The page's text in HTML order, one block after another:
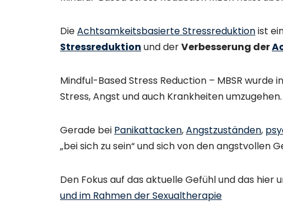
DieAchtsamkeitsbasierte Stressreduktionist
Stressreduktion und derVerbesserung der
Mindful-Based Stress Reduction – MBSR
Stress, Angst und auch Krankheiten umzugehen.
Gerade bei Panikattacken,Angstzuständen,
„bei sich zu sein“ und sich von den angstvollen
Den Fokus auf das aktuelle Gefühl und das hier
und im Rahmen der Sexualtherapie